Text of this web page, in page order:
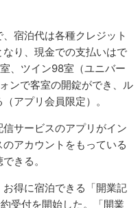
宿泊代は各種クレジット
り、現金での支払いはで
、ツイン98室（ユニバー
ンで客室の開錠ができ、ル
アプリ会員限定）。
サービスのアプリがイン
アカウントをもっている
きる。
得に宿泊できる「開業記
受付を開始した。「開業